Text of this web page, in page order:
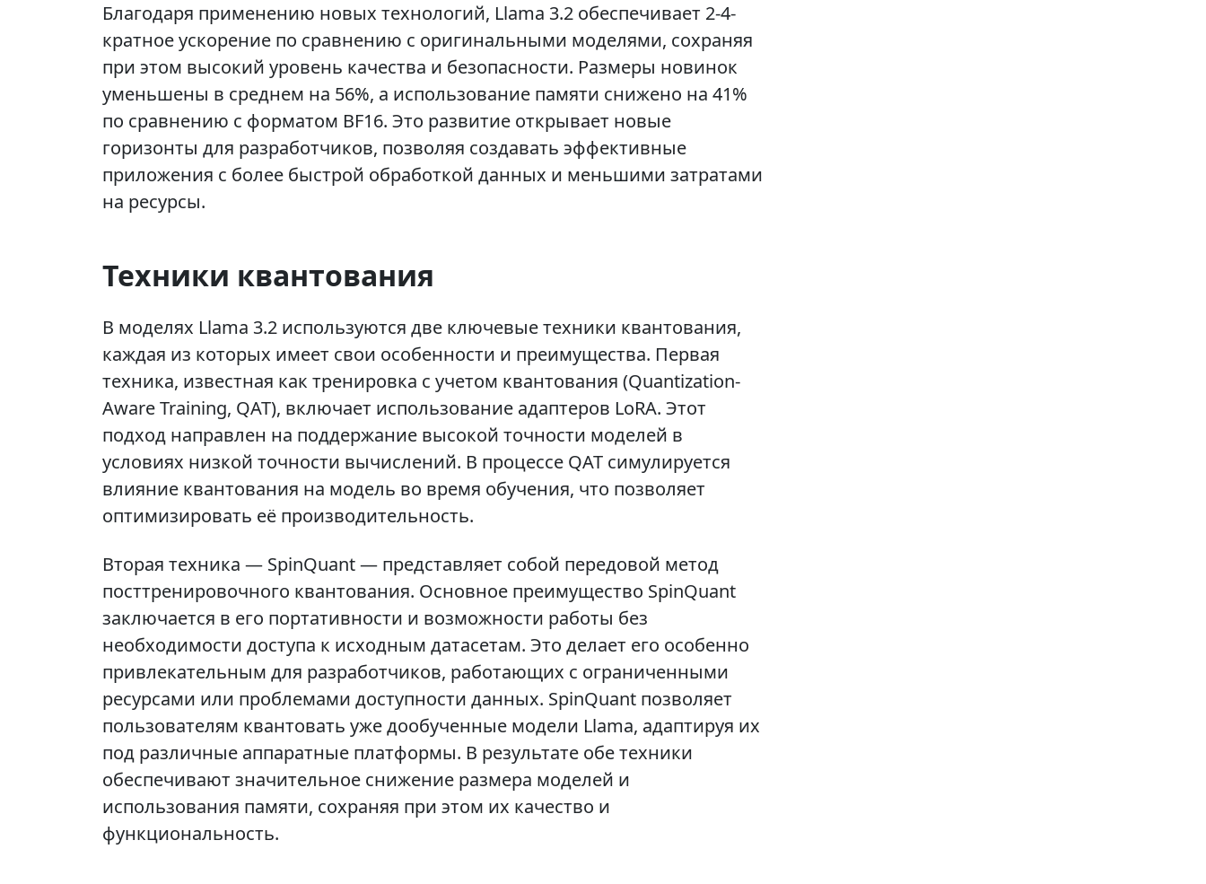
Благодаря применению новых технологий, Llama 3.2 обеспечивает 2-4-
кратное ускорение по сравнению с оригинальными моделями, сохраняя
при этом высокий уровень качества и безопасности. Размеры новинок
уменьшены в среднем на 56%, а использование памяти снижено на 41%
по сравнению с форматом BF16. Это развитие открывает новые
горизонты для разработчиков, позволяя создавать эффективные
приложения с более быстрой обработкой данных и меньшими затратами
на ресурсы.
Техники квантования
В моделях Llama 3.2 используются две ключевые техники квантования,
каждая из которых имеет свои особенности и преимущества. Первая
техника, известная как тренировка с учетом квантования (Quantization-
Aware Training, QAT), включает использование адаптеров LoRA. Этот
подход направлен на поддержание высокой точности моделей в
условиях низкой точности вычислений. В процессе QAT симулируется
влияние квантования на модель во время обучения, что позволяет
оптимизировать её производительность.
Вторая техника — SpinQuant — представляет собой передовой метод
посттренировочного квантования. Основное преимущество SpinQuant
заключается в его портативности и возможности работы без
необходимости доступа к исходным датасетам. Это делает его особенно
привлекательным для разработчиков, работающих с ограниченными
ресурсами или проблемами доступности данных. SpinQuant позволяет
пользователям квантовать уже дообученные модели Llama, адаптируя их
под различные аппаратные платформы. В результате обе техники
обеспечивают значительное снижение размера моделей и
использования памяти, сохраняя при этом их качество и
функциональность.